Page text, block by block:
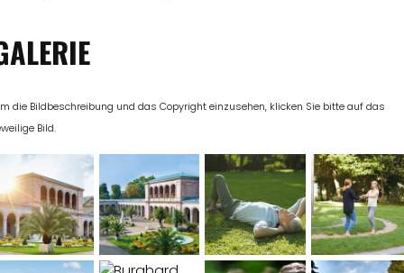
die Bildbeschreibung und das Copyright einzusehen, klicken Sie bitte auf das
Bild.